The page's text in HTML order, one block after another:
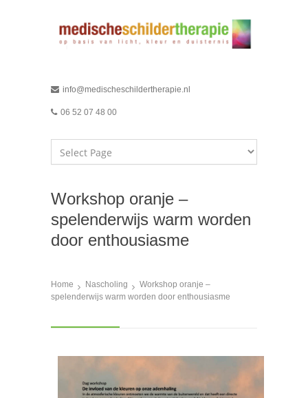
info@medischeschildertherapie.nl
06 52 07 48 00
Workshop oranje –
spelenderwijs warm worden
door enthousiasme
Home Nascholing
Workshop oranje –
spelenderwijs warm worden door enthousiasme